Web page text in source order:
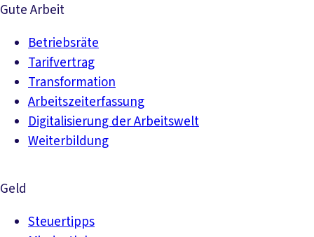
Gute Arbeit
Betriebsräte
Tarifvertrag
Transformation
Arbeitszeiterfassung
Digitalisierung der Arbeitswelt
Weiterbildung
Geld
Steuertipps